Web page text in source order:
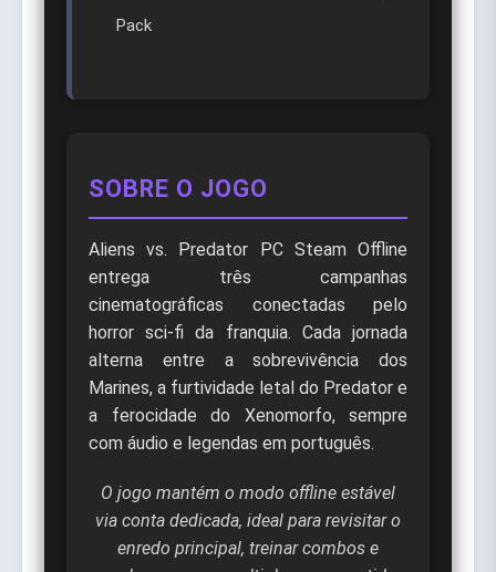
Pack
SOBRE O JOGO
Aliens vs. Predator PC Steam Offline
entrega três campanhas
cinematográficas conectadas pelo
horror sci-fi da franquia. Cada jornada
alterna entre a sobrevivência dos
Marines, a furtividade letal do Predator e
a ferocidade do Xenomorfo, sempre
com áudio e legendas em português.
O jogo mantém o modo offline estável
via conta dedicada, ideal para revisitar o
enredo principal, treinar combos e